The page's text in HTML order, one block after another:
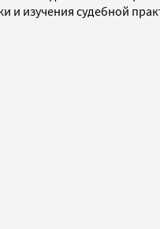
и изучения судебной